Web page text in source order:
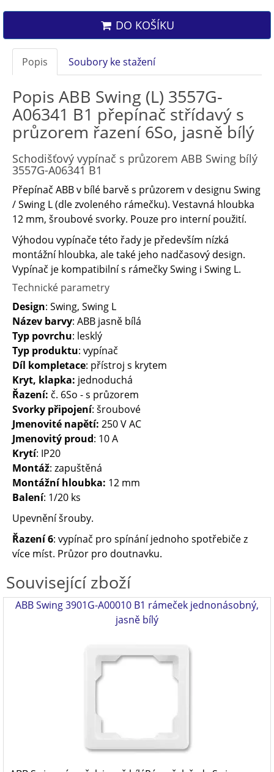
DO KOŠÍKU
Popis Soubory ke stažení
Popis ABB Swing (L) 3557G-
A06341 B1 přepínač střídavý s
průzorem řazení 6So, jasně bílý
Schodišťový vypínač s průzorem ABB Swing bílý
3557G-A06341 B1
Přepínač ABB v bílé barvě s průzorem v designu Swing
/ Swing L (dle zvoleného rámečku). Vestavná hloubka
12 mm, šroubové svorky. Pouze pro interní použití.
Výhodou vypínače této řady je především nízká
montážní hloubka, ale také jeho nadčasový design.
Vypínač je kompatibilní s rámečky Swing i Swing L.
Technické parametry
Design: Swing, Swing L
Název barvy: ABB jasně bílá
Typ povrchu: lesklý
Typ produktu: vypínač
Díl kompletace: přístroj s krytem
Kryt, klapka: jednoduchá
Řazení: č. 6So - s průzorem
Svorky připojení: šroubové
Jmenovité napětí: 250 V AC
Jmenovitý proud: 10 A
Krytí: IP20
Montáž: zapuštěná
Montážní hloubka: 12 mm
Balení: 1/20 ks
Upevnění šrouby.
Řazení 6: vypínač pro spínání jednoho spotřebiče z
více míst. Průzor pro doutnavku.
Související zboží
ABB Swing 3901G-A00010 B1 rámeček jednonásobný,
jasně bílý